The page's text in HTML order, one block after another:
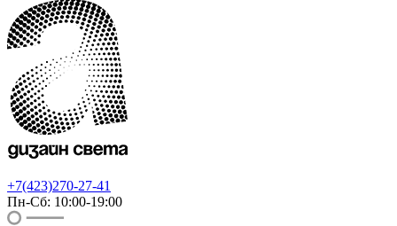
+7(423)270-27-41
Пн-Сб: 10:00-19:00